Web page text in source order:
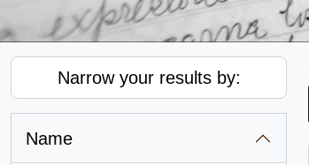
Narrow your results by:
Name